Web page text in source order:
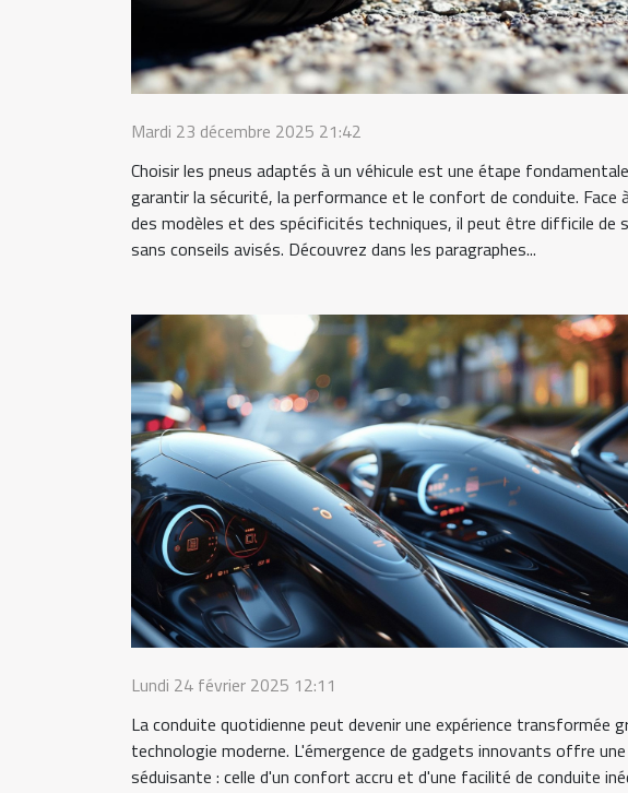
Mardi 23 décembre 2025 21:42
Choisir les pneus adaptés à un véhicule est une étape
garantir la sécurité, la performance et le confort de conduite. Face
des modèles et des spécificités techniques, il peut être difficile de
sans conseils avisés. Découvrez dans les paragraphes...
Lundi 24 février 2025 12:11
La conduite quotidienne peut devenir une expérience transformée
technologie moderne. L'émergence de gadgets innovants offre
séduisante : celle d'un confort accru et d'une facilité de conduite